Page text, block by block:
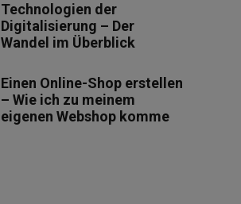
Technologien der
Digitalisierung – Der
Wandel im Überblick
Einen Online-Shop erstellen
– Wie ich zu meinem
eigenen Webshop komme